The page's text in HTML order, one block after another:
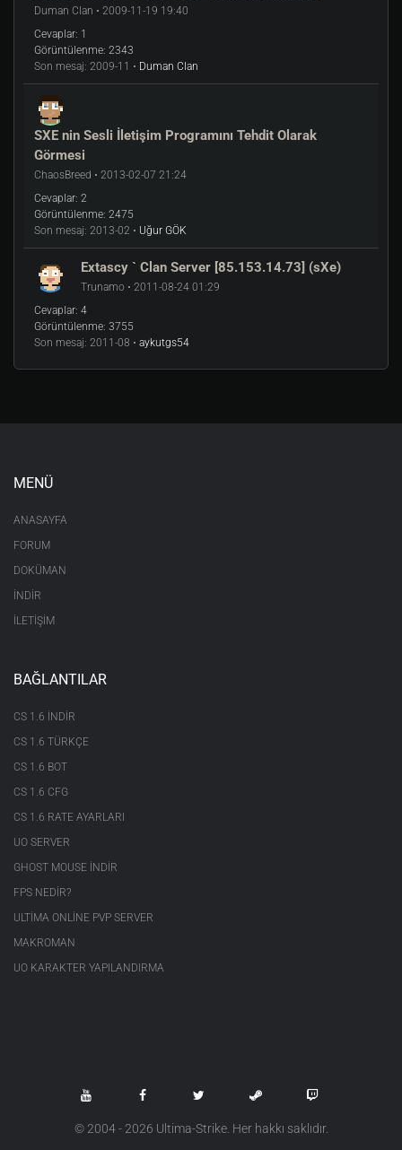
Duman Clan • 2009-11-19 19:40
Cevaplar: 1
Görüntülenme: 2343
Son mesaj: 2009-11 • Duman Clan
SXE nin Sesli İletişim Programını Tehdit Olarak
Görmesi
ChaosBreed • 2013-02-07 21:24
Cevaplar: 2
Görüntülenme: 2475
Son mesaj: 2013-02 • Uğur GÖK
Extascy ` Clan Server [85.153.14.73] (sXe)
Trunamo • 2011-08-24 01:29
Cevaplar: 4
Görüntülenme: 3755
Son mesaj: 2011-08 • aykutgs54
MENÜ
ANASAYFA
FORUM
DOKÜMAN
İNDİR
İLETİŞİM
BAĞLANTILAR
CS 1.6 INDIR
CS 1.6 TÜRKÇE
CS 1.6 BOT
CS 1.6 CFG
CS 1.6 RATE AYARLARI
UO SERVER
GHOST MOUSE INDIR
FPS NEDIR?
ULTIMA ONLINE PVP SERVER
MAKROMAN
UO KARAKTER YAPILANDIRMA
© 2004 - 2026 Ultima-Strike. Her hakkı saklıdır.